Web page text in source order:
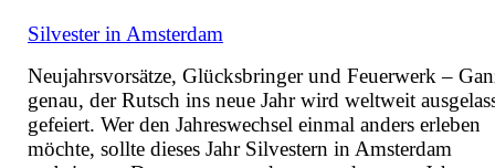
Silvester in Amsterdam
Neujahrsvorsätze, Glücksbringer und Feuerwerk –
genau, der Rutsch ins neue Jahr wird weltweit
gefeiert. Wer den Jahreswechsel einmal anders erleben
möchte, sollte dieses Jahr Silvestern in Amsterdam